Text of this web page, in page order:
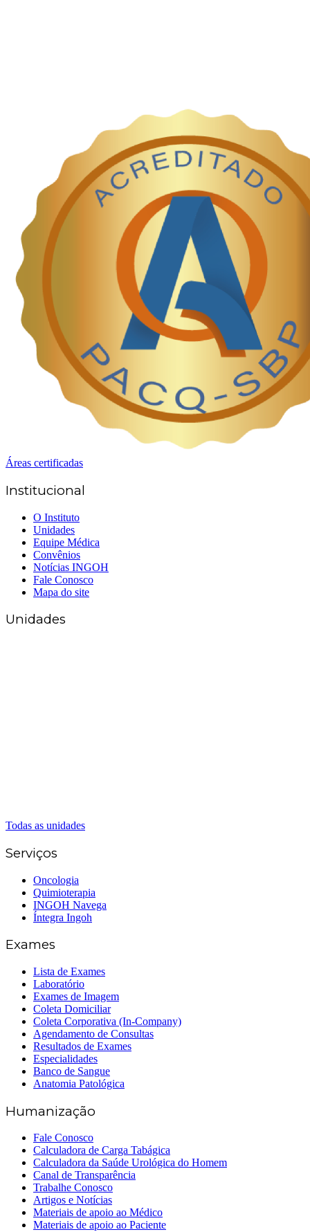
Áreas certificadas
Institucional
O Instituto
Unidades
Equipe Médica
Convênios
Notícias INGOH
Fale Conosco
Mapa do site
Unidades
Todas as unidades
Serviços
Oncologia
Quimioterapia
INGOH Navega
Íntegra Ingoh
Exames
Lista de Exames
Laboratório
Exames de Imagem
Coleta Domiciliar
Coleta Corporativa (In-Company)
Agendamento de Consultas
Resultados de Exames
Especialidades
Banco de Sangue
Anatomia Patológica
Humanização
Fale Conosco
Calculadora de Carga Tabágica
Calculadora da Saúde Urológica do Homem
Canal de Transparência
Trabalhe Conosco
Artigos e Notícias
Materiais de apoio ao Médico
Materiais de apoio ao Paciente